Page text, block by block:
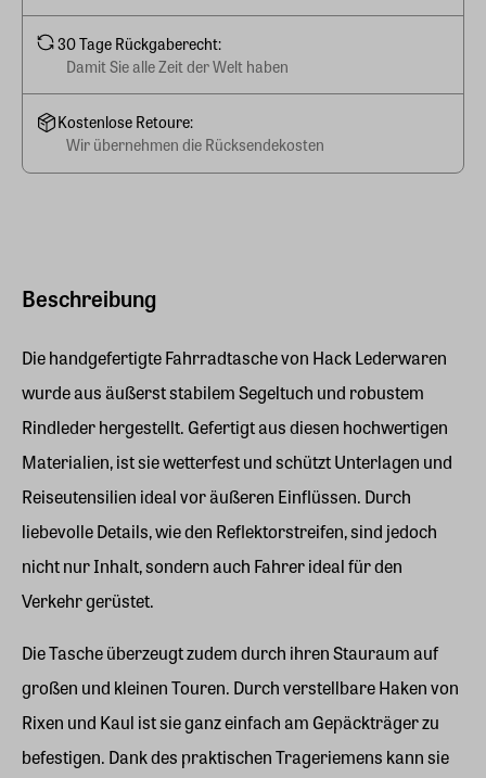
Beschreibung
Die handgefertigte Fahrradtasche von Hack Lederwaren
wurde aus äußerst stabilem Segeltuch und robustem
Rindleder hergestellt. Gefertigt aus diesen hochwertigen
Materialien, ist sie wetterfest und schützt Unterlagen und
Reiseutensilien ideal vor äußeren Einflüssen. Durch
liebevolle Details, wie den Reflektorstreifen, sind jedoch
nicht nur Inhalt, sondern auch Fahrer ideal für den
Verkehr gerüstet.
Die Tasche überzeugt zudem durch ihren Stauraum auf
großen und kleinen Touren. Durch verstellbare Haken von
Rixen und Kaul ist sie ganz einfach am Gepäckträger zu
befestigen. Dank des praktischen Trageriemens kann sie
30 Tage Rückgaberecht:
Damit Sie alle Zeit der Welt haben
Kostenlose Retoure:
Wir übernehmen die Rücksendekosten